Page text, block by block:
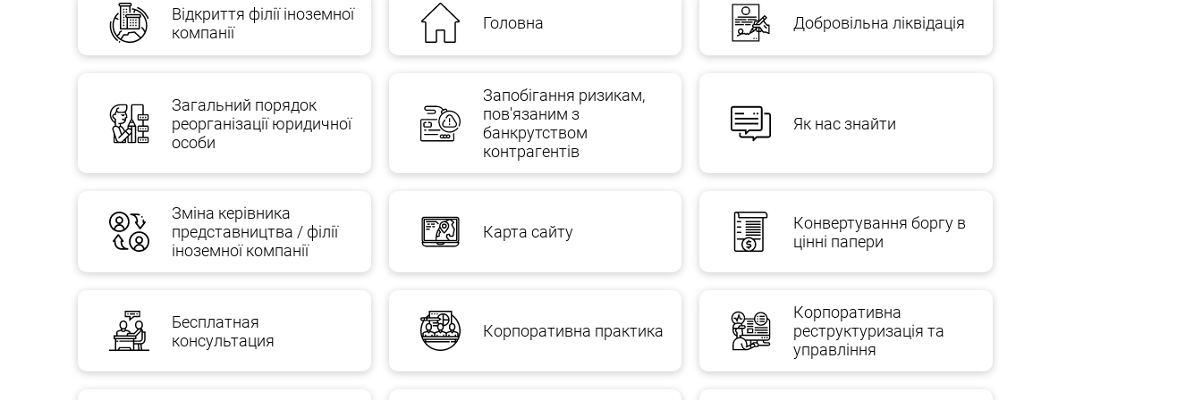
Юридична експертиза вхідної документації та договорів, що надходять від контрагентів;
Регулярний моніторинг змін у законодавстві
захисту інтелектуальної власності.
підготовки досудових позовів до виконання рішення суду.
ОСОБЛИВОСТІ НАДАННЯ ЮРИДИЧНОЇ ПІДТРИМКИ БІЗНЕСУ
AGTL Kharkiv, Kyiv, Odessa надає послуги з підтримки бізнесу на передплатній основі після укладення відповідного договору.
у Юридичний аутсорсинг та правова допомога підприємцям та юридичним особам.
Відкриття філії іноземної
компанії
Головна Добровільна ліквідація
Загальний порядок
реорганізації юридичної
особи
Запобігання ризикам,
пов'язаним з
банкрутством
контрагентів
Як нас знайти
Зміна керівника
представництва / філії
іноземної компанії
Карта сайту
Конвертування боргу в
цінні папери
Бесплатная
консультация
Корпоративна практика
Корпоративна
реструктуризація та
управління